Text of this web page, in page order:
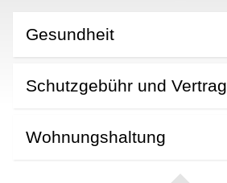
Gesundheit
Schutzgebühr und Vertrag
Wohnungshaltung